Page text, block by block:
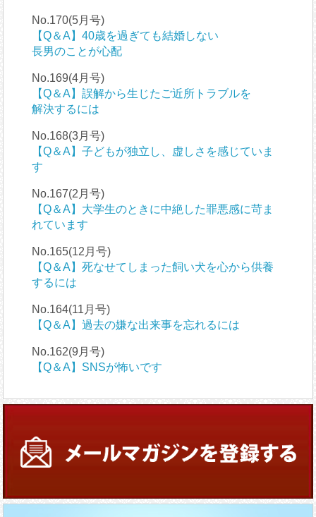
No.170(5月号)
【Q＆A】40歳を過ぎても結婚しない
長男のことが心配
No.169(4月号)
【Q＆A】誤解から生じたご近所トラブルを
解決するには
No.168(3月号)
【Q＆A】子どもが独立し、虚しさを感じていま
す
No.167(2月号)
【Q＆A】大学生のときに中絶した罪悪感に苛ま
れています
No.165(12月号)
【Q＆A】死なせてしまった飼い犬を心から供養
するには
No.164(11月号)
【Q＆A】過去の嫌な出来事を忘れるには
No.162(9月号)
【Q＆A】SNSが怖いです